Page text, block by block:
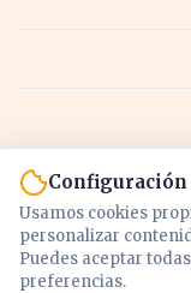
Configuración
Usamos cookies
personalizar
Puedes aceptar
preferencias.